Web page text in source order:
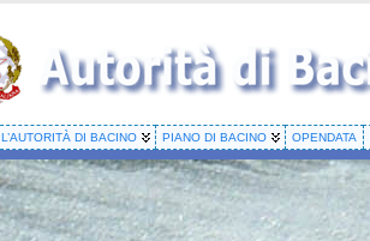
L’AUTORITÀ DI BACINO PIANO DI BACINO OPENDATA